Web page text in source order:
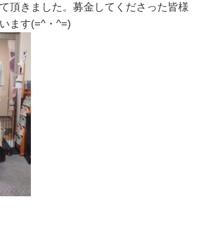
頂きました。募金してくださった皆様
ます(=^・^=)